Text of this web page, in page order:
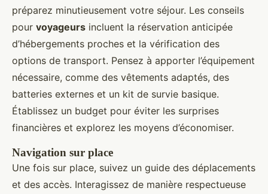
préparez minutieusement votre séjour. Les conseils
pour voyageurs incluent la réservation anticipée
d’hébergements proches et la vérification des
options de transport. Pensez à apporter l’équipement
nécessaire, comme des vêtements adaptés, des
batteries externes et un kit de survie basique.
Établissez un budget pour éviter les surprises
financières et explorez les moyens d’économiser.
Navigation sur place
Une fois sur place, suivez un guide des déplacements
et des accès. Interagissez de manière respectueuse